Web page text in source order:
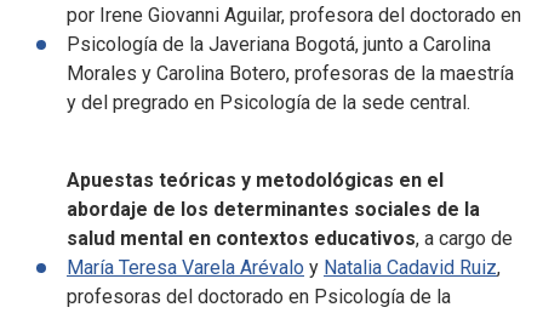
por Irene Giovanni Aguilar, profesora del doctorado en
Psicología de la Javeriana Bogotá, junto a Carolina
Morales y Carolina Botero, profesoras de la maestría
y del pregrado en Psicología de la sede central.
Apuestas teóricas y metodológicas en el
abordaje de los determinantes sociales de la
salud mental en contextos educativos, a cargo de
María Teresa Varela Arévalo y Natalia Cadavid Ruiz,
profesoras del doctorado en Psicología de la